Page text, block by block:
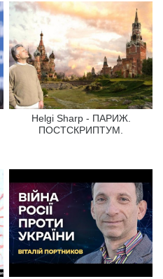
Helgi Sharp - ПАРИЖ.
ПОСТСКРИПТУМ.